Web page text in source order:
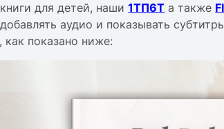
для детей, наши1ТП6Т а также
аудио и показывать
показано ниже: